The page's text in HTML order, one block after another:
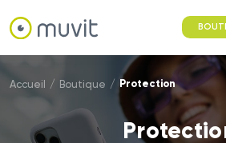
Accueil / Boutique / Protection